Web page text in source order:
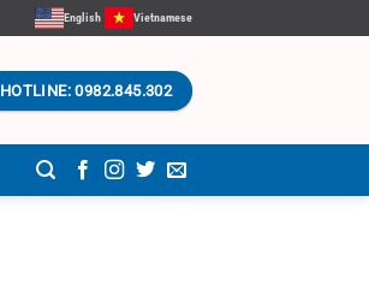
English Vietnamese
HOTLINE: 0982.845.302